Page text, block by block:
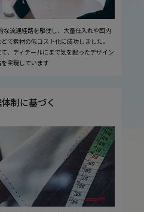
流通経路を駆使し、大量仕入れや国内
で素材の低コスト化に成功しました。
、ディテールにまで気を配ったデザイン
実現しています
制に基づく